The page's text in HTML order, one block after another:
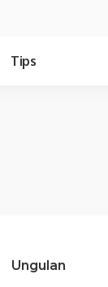
Tips
Ungulan